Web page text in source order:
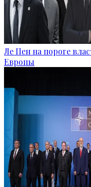
Ле Пен на пороге
Европы